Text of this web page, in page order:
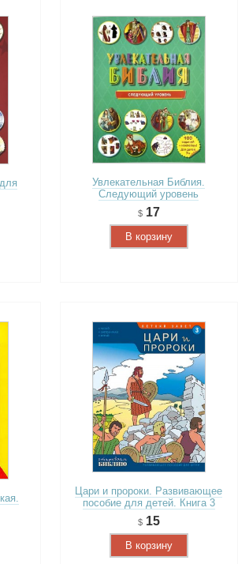
Увлекательная Библия.
Следующий уровень
17
В корзину
Цари и пророки. Развивающее
пособие для детей. Книга 3
15
В корзину